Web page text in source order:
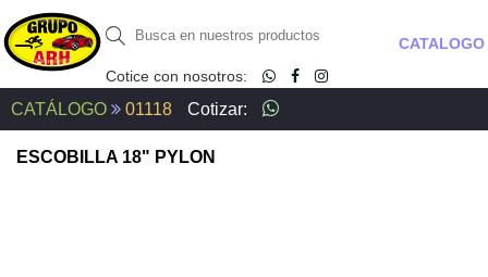
Cotice con nosotros:
CATALOGO
CATÁLOGO 01118 Cotizar:
ESCOBILLA 18" PYLON